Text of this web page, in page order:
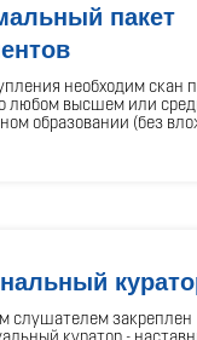
пакет
необходим скан
любом высшем или
образовании (без
слушателем закреплен